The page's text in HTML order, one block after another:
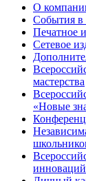
О
События в
Печатное
Сетевое
мастерства
«Новые